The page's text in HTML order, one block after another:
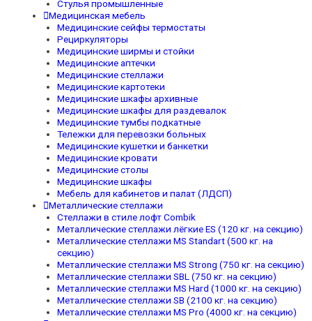
Стулья промышленные
Медицинская мебель
Медицинские сейфы термостаты
Рециркуляторы
Медицинские ширмы и стойки
Медицинские аптечки
Медицинские стеллажи
Медицинские картотеки
Медицинские шкафы архивные
Медицинские шкафы для раздевалок
Медицинские тумбы подкатные
Тележки для перевозки больных
Медицинские кушетки и банкетки
Медицинские кровати
Медицинские столы
Медицинские шкафы
Мебель для кабинетов и палат (ЛДСП)
Металлические стеллажи
Стеллажи в стиле лофт Combik
Металлические стеллажи лёгкие ES (120 кг. на секцию)
Металлические стеллажи MS Standart (500 кг. на
секцию)
Металлические стеллажи MS Strong (750 кг. на секцию)
Металлические стеллажи SBL (750 кг. на секцию)
Металлические стеллажи MS Hard (1000 кг. на секцию)
Металлические стеллажи SB (2100 кг. на секцию)
Металлические стеллажи MS Pro (4000 кг. на секцию)